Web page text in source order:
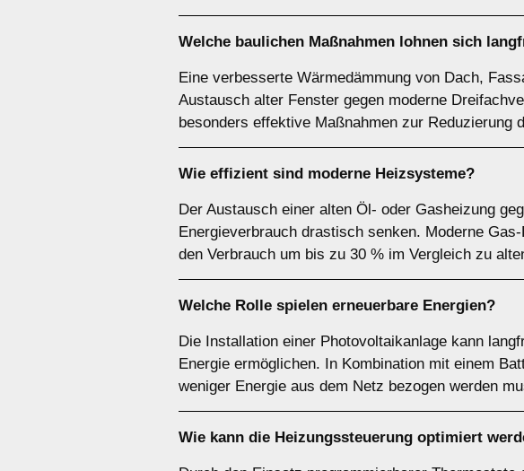
Welche baulichen Maßnahmen lohnen sich
Eine verbesserte Wärmedämmung von Dach,
Austausch alter Fenster gegen moderne
besonders effektive Maßnahmen zur Reduzierung
Wie effizient sind moderne Heizsysteme?
Der Austausch einer alten Öl- oder Gasheizung
Energieverbrauch drastisch senken. Moderne
den Verbrauch um bis zu 30 % im Vergleich zu
Welche Rolle spielen erneuerbare Energien?
Die Installation einer Photovoltaikanlage kann
Energie ermöglichen. In Kombination mit einem
weniger Energie aus dem Netz bezogen werden
Wie kann die Heizungssteuerung optimiert